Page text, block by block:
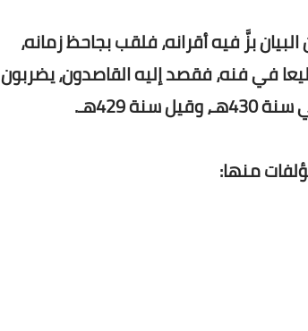
بزَّ فيه أقرانه، فلقب بجاحظ زمانه،
في فنه، فقصد إليه القاصدون، يضربون
429هـ.
منها: